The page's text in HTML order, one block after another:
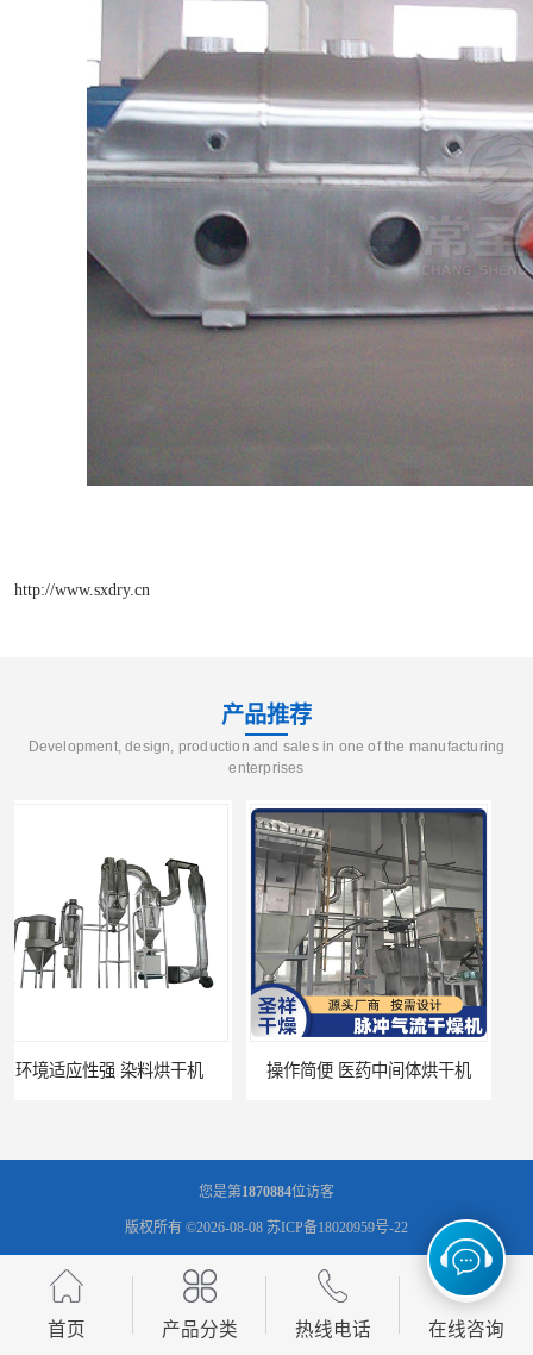
http://www.sxdry.cn
产品推荐
Development, design, production and sales in one of the manufacturing
enterprises
制作精良 厂家定制 新材料干燥
您是第1870884位访客
版权所有 ©2026-08-08 苏ICP备18020959号-22
技术支持： 八方资源网 管理员入口 网站地图
首页 产品分类 热线电话 在线咨询